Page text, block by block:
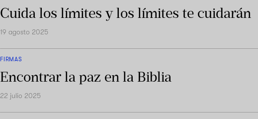
Cuida los límites y los límites te cuidarán
19 agosto 2025
FIRMAS
Encontrar la paz en la Biblia
22 julio 2025